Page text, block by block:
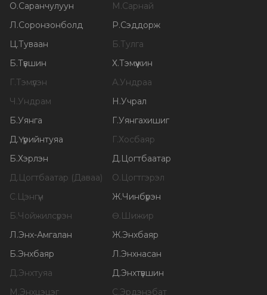
О.Саранчулуун М.Сарнай
Л.Соронзонболд Р.Сэддорж
Ц.Туваан Б.Тулга
Б.Түвшин Х.Тэмүүжин
Г.Тэмүүлэн А.Ундраа
Ч.Ундрам Н.Учрал
Б.Уянга Г.Уянгахишиг
Д.Үүрийнтуяа Г.Хосбаяр
Б.Хэрлэн Д.Цогтбаатар
Д.Цогтбаатар (Даваа) О.Цогтгэрэл
С.Цэнгүүн Ж.Чинбүрэн
Б.Чойжилсүрэн Ө.Шижир
Л.Энх-Амгалан Ж.Энхбаяр
Б.Энхбаяр Л.Энхнасан
Д.Энхтуяа Д.Энхтүвшин
М.Энхцэцэг С.Эрдэнэбат